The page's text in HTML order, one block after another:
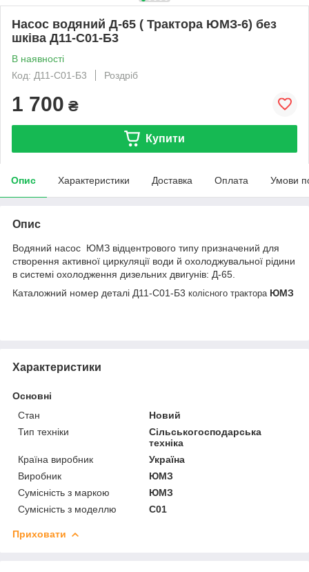
Насос водяний Д-65 ( Трактора ЮМЗ-6) без
шківа Д11-С01-Б3
В наявності
Код: Д11-С01-Б3
Роздріб
1 700 ₴
Купити
Опис Характеристики Доставка Оплата Умови
Опис
Водяний насос ЮМЗ відцентрового типу призначений для
створення активної циркуляції води й охолоджувальної рідини
в системі охолодження дизельних двигунів: Д-65.
Каталожний номер деталі Д11-С01-Б3 колісного трактора ЮМЗ
Характеристики
Основні
Стан
Новий
Тип техніки
Сільськогосподарська
техніка
Країна виробник
Україна
Виробник
ЮМЗ
Сумісність з маркою
ЮМЗ
Сумісність з моделлю
C01
Приховати